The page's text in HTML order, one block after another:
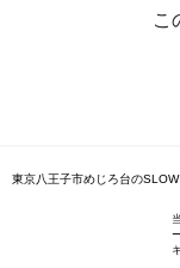
こ
東京八王子市めじろ台の